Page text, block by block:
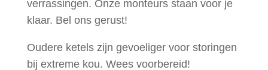
verrassingen. Onze monteurs staan voor je
klaar. Bel ons gerust!
Oudere ketels zijn gevoeliger voor storingen
bij extreme kou. Wees voorbereid!